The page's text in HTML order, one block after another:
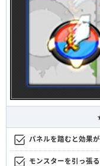
パネルを踏むと効果
モンスターを引っ張